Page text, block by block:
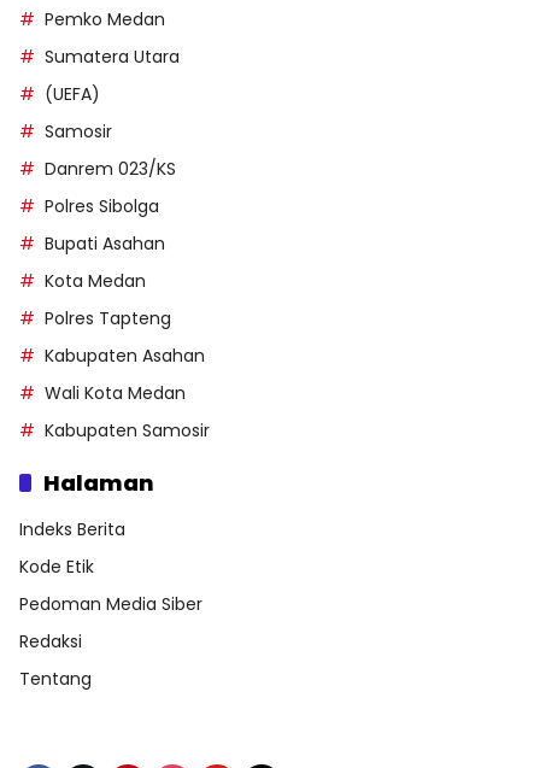
Pemko Medan
Sumatera Utara
(UEFA)
Samosir
Danrem 023/KS
Polres Sibolga
Bupati Asahan
Kota Medan
Polres Tapteng
Kabupaten Asahan
Wali Kota Medan
Kabupaten Samosir
Halaman
Indeks Berita
Kode Etik
Pedoman Media Siber
Redaksi
Tentang